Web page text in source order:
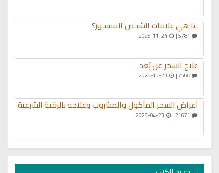
ما هي علامات الشخص المسحور؟
2025-11-24
علاج السحر عن بُعد
7568 |
أعراض السحر المأكول والمشروب وعلاجه بالرقية الشرعية